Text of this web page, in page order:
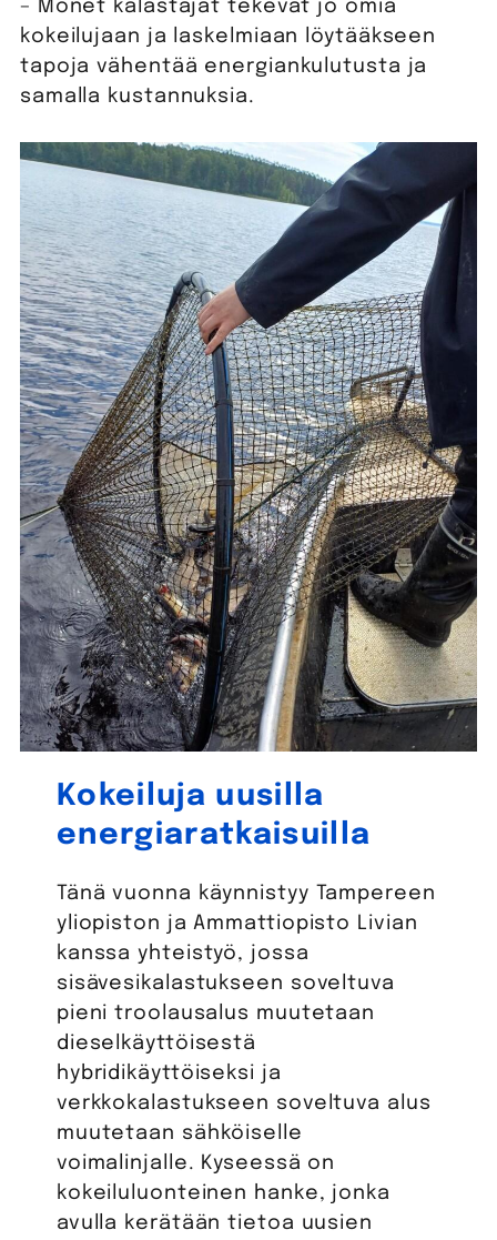
– Monet kalastajat tekevät jo omia
kokeilujaan ja laskelmiaan löytääkseen
tapoja vähentää energiankulutusta ja
samalla kustannuksia.
Kokeiluja uusilla
energiaratkaisuilla
Tänä vuonna käynnistyy Tampereen
yliopiston ja Ammattiopisto Livian
kanssa yhteistyö, jossa
sisävesikalastukseen soveltuva
pieni troolausalus muutetaan
dieselkäyttöisestä
hybridikäyttöiseksi ja
verkkokalastukseen soveltuva alus
muutetaan sähköiselle
voimalinjalle. Kyseessä on
kokeiluluonteinen hanke, jonka
avulla kerätään tietoa uusien